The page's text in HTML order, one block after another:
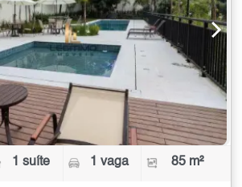
1 suíte 1 vaga 85 m²